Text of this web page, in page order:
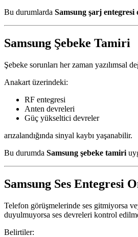
Bu durumlarda Samsung şarj entegresi
Samsung Şebeke Tamiri
Şebeke sorunları her zaman yazılımsal
Anakart üzerindeki:
RF entegresi
Anten devreleri
Güç yükseltici devreler
arızalandığında sinyal kaybı yaşanabilir.
Bu durumda Samsung şebeke tamiri
Samsung Ses Entegresi
Telefon görüşmelerinde ses gitmiyorsa
duyulmuyorsa ses devreleri kontrol
Belirtiler: